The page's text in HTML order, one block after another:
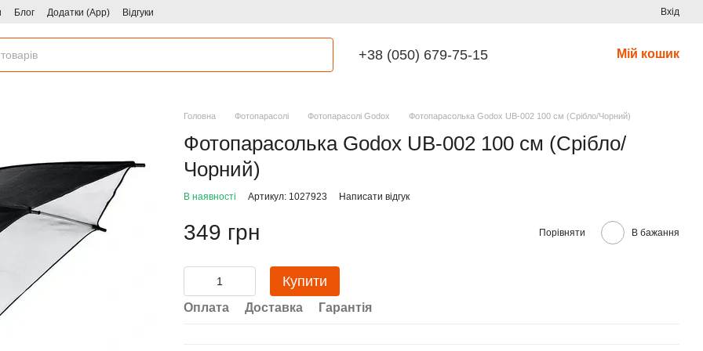
Блог Додатки (App) Відгуки Вхід
+38 (050) 679-75-15 Мій кошик
Головна Фотопарасолі Фотопарасолі Godox Фотопарасолька Godox UB-002 100 см (Срібло/Чорний)
Фотопарасолька Godox UB-002 100 см (Срібло/
Чорний)
В наявності Артикул: 1027923 Написати відгук
349 грн Порівняти В бажання
Купити
Оплата Доставка Гарантія